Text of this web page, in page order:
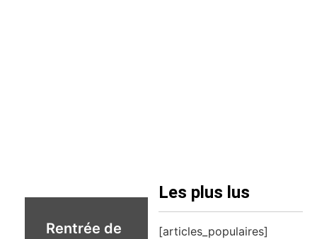
Les plus lus
[articles_populaires]
Rentrée de